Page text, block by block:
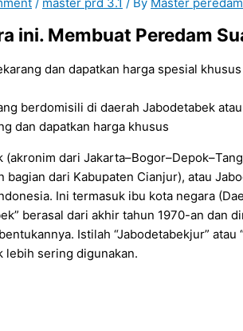
ini. Membuat Peredam
dan dapatkan harga spesial
berdomisili di daerah Jabodetabek
dan dapatkan harga khusus
(akronim dari
bagian dari Kabupaten Cianjur), atau
Ini termasuk ibu kota negara
berasal dari akhir tahun 1970-an dan
Istilah “Jabodetabekjur”
lebih sering digunakan.